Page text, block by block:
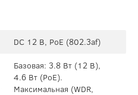
DC 12 В, PoE (802.3af)
Базовая: 3.8 Вт (12 В),
4.6 Вт (PoE).
Максимальная (WDR,